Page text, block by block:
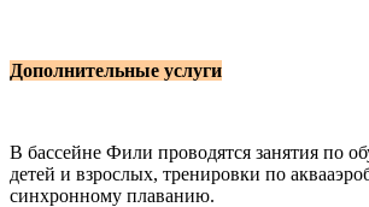
Дополнительные услуги
В бассейне Фили проводятся занятия по
детей и взрослых, тренировки по
синхронному плаванию.